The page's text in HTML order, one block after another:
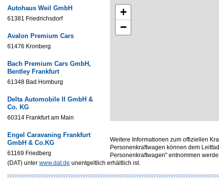
Autohaus Weil GmbH
61381 Friedrichsdorf
Avalon Premium Cars
61476 Kronberg
Bach Premium Cars GmbH,
Bentley Frankfurt
61348 Bad Homburg
Delta Automobile II GmbH &
Co. KG
60314 Frankfurt am Main
Engel Caravaning Frankfurt
GmbH & Co.KG
61169 Friedberg
+
−
Weitere Informationen zum offiziellen
Personenkraftwagen können dem
Personenkraftwagen" entnommen
(DAT) unter www.dat.de unentgeltlich erhältlich ist.